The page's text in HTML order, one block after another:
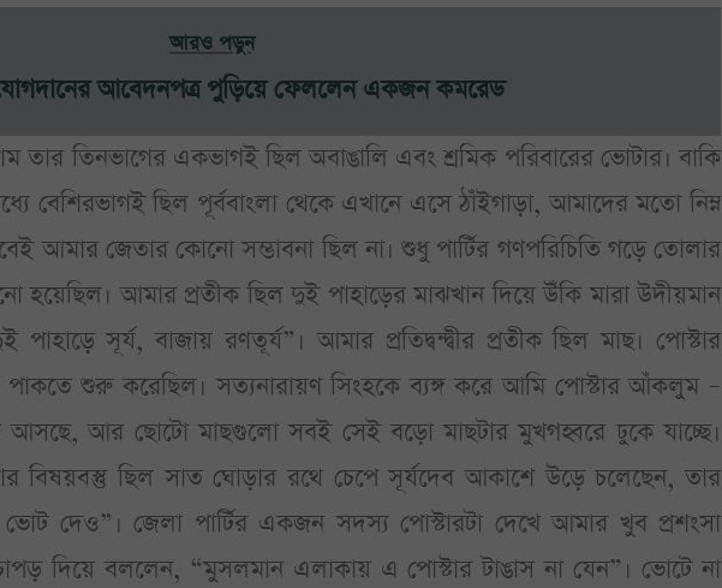
আরও পড়ুন
যোগদানের আবেদনপত্র পুড়িয়ে ফেললেন একজন কমরেড
তার তিনভাগের একভাগই ছিল অবাঙালি এবং শ্রমিক পরিবারের ভোটার। বাকি
বেশিরভাগই ছিল পূর্ববাংলা থেকে এখানে এসে ঠাঁইগাড়া, আমাদের মতো নিম্ন
আমার জেতার কোনো সম্ভাবনা ছিল না। শুধু পার্টির গণপরিচিতি গড়ে তোলার
হয়েছিল। আমার প্রতীক ছিল দুই পাহাড়ের মাঝখান দিয়ে উঁকি মারা উদীয়মান
সূর্য, বাজায় রণতূর্য”। আমার প্রতিদ্বন্দ্বীর প্রতীক ছিল মাছ। পোস্টার
শুরু করেছিল। সত্যনারায়ণ সিংহকে ব্যঙ্গ করে আমি পোস্টার আঁকলুম –
আর ছোটো মাছগুলো সবই সেই বড়ো মাছটার মুখগহ্বরে ঢুকে যাচ্ছে।
বিষয়বস্তু ছিল সাত ঘোড়ার রথে চেপে সূর্যদেব আকাশে উড়ে চলেছেন, তার
দেও”। জেলা পার্টির একজন সদস্য পোস্টারটা দেখে আমার খুব প্রশংসা
দিয়ে বললেন, “মুসলমান এলাকায় এ পোস্টার টাঙাস না যেন”। ভোটে না